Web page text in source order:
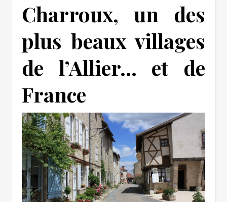
Charroux, un des
plus beaux villages
de l’Allier… et de
France